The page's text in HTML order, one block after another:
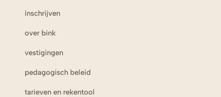
inschrijven
over bink
vestigingen
pedagogisch beleid
tarieven en rekentool